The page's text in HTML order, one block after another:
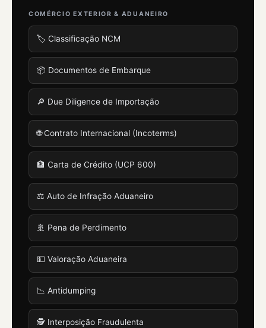
COMÉRCIO EXTERIOR & ADUANEIRO
🏷️ Classificação NCM
📦 Documentos de Embarque
🔎 Due Diligence de Importação
🌐 Contrato Internacional (Incoterms)
🏦 Carta de Crédito (UCP 600)
⚖️ Auto de Infração Aduaneiro
🚢 Pena de Perdimento
💵 Valoração Aduaneira
📉 Antidumping
🕵️ Interposição Fraudulenta